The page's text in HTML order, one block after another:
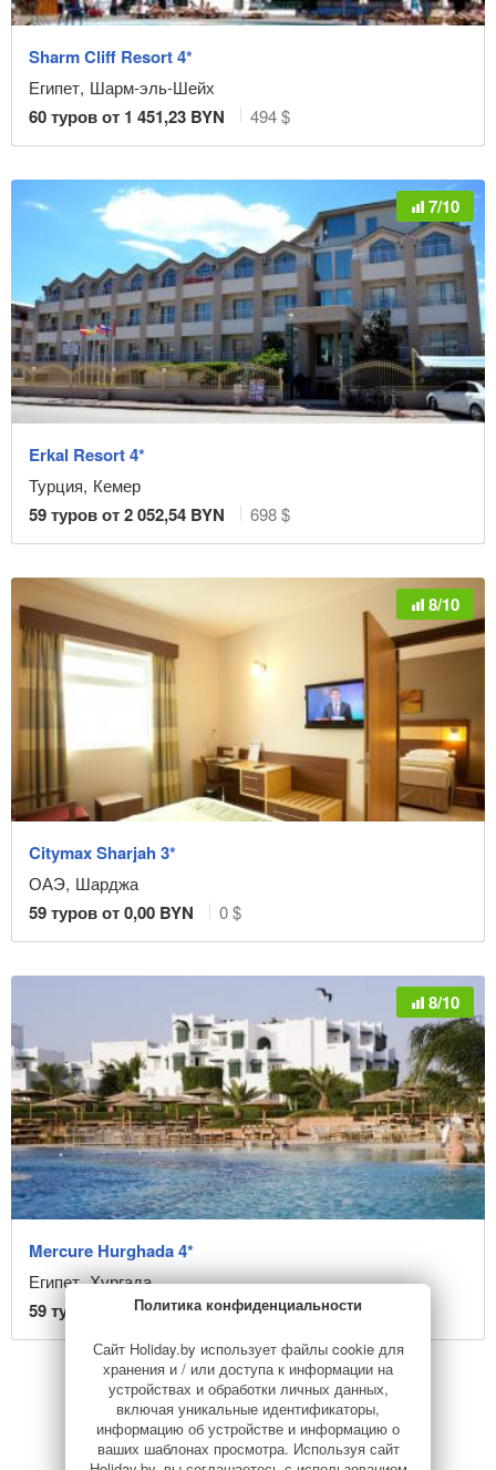
Sharm Cliff Resort 4*
Египет, Шарм-эль-Шейх
60туров от 1 451,23 BYN 494 $
7/10
Erkal Resort 4*
Турция, Кемер
59туров от2 052,54 BYN 698 $
8/10
Citymax Sharjah 3*
ОАЭ, Шарджа
59туров от0,00 BYN 0 $
8/10
Mercure Hurghada 4*
Египет, Хургада
59туров от 2 434,14BYN 828 $
Назад 3 ... Дальше
Политика конфиденциальности
Сайт Holiday.by использует файлы cookie для
хранения и / или доступа к информации на
устройствах и обработки личных данных,
включая уникальные идентификаторы,
информацию об устройстве и информацию о
ваших шаблонах просмотра. Используя сайт